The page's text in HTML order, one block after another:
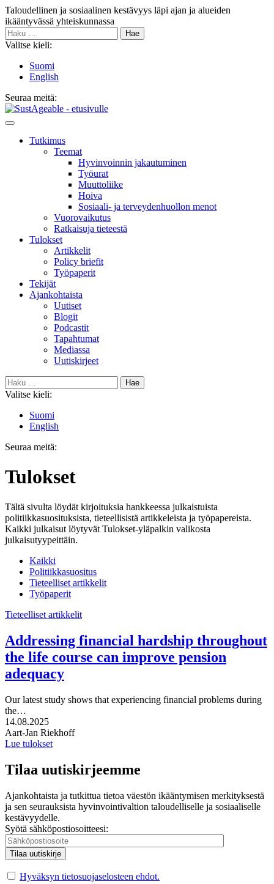
Siirry
sisältöön
Taloudellinen ja sosiaalinen kestävyys läpi ajan ja alueiden
ikääntyvässä yhteiskunnassa
Haku:
Valitse kieli:
Suomi
English
Seuraa meitä:
Bluesky
Main
Tutkimus
Teemat
Hyvinvoin­nin jakautuminen
Työurat
Muutto­liike
Hoiva
Sosiaali- ja terveyden­huollon menot
Vuorovaikutus
Ratkaisuja tieteestä
Tulokset
Artikkelit
Policy briefit
Työpaperit
Tekijät
Ajankohtaista
Uutiset
Blogit
Podcastit
Tapahtumat
Mediassa
Uutiskirjeet
Haku:
Valitse kieli:
Suomi
English
Seuraa meitä:
Tulokset
Tältä sivulta löydät kirjoituksia hankkeessa julkaistuista
politiikkasuosituksista, tieteellisistä artikkeleista ja työpapereista.
Kaikki julkaisut löytyvät Tulokset-yläpalkin valikosta
julkaisutyypeittäin.
Kaikki
Politiikkasuositus
Tieteelliset artikkelit
Työpaperit
Tieteelliset artikkelit
Addressing financial hardship throughout
the life course can improve pension
adequacy
Our latest study shows that experiencing financial problems during
the…
Julkaistu:
14.08.2025
Kirjoittajat:
Aart-Jan Riekhoff
Lue tulokset
Tilaa uutiskirjeemme
Ajankohtaista ja tutkittua tietoa väestön ikääntymisen merkityksestä
ja sen seurauksista hyvinvointivaltion taloudelliselle ja sosiaaliselle
kestävyydelle.
Syötä sähköpostiosoitteesi:
Hyväksyn tietosuojaselosteen ehdot.